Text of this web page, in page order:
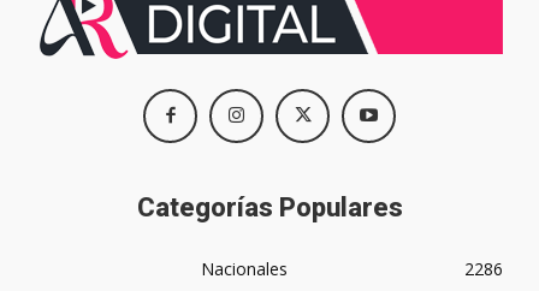
Categorías Populares
Nacionales 2286